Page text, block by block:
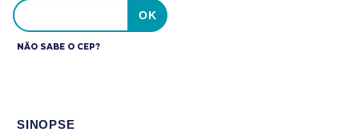
NÃO SABE O CEP?
SINOPSE